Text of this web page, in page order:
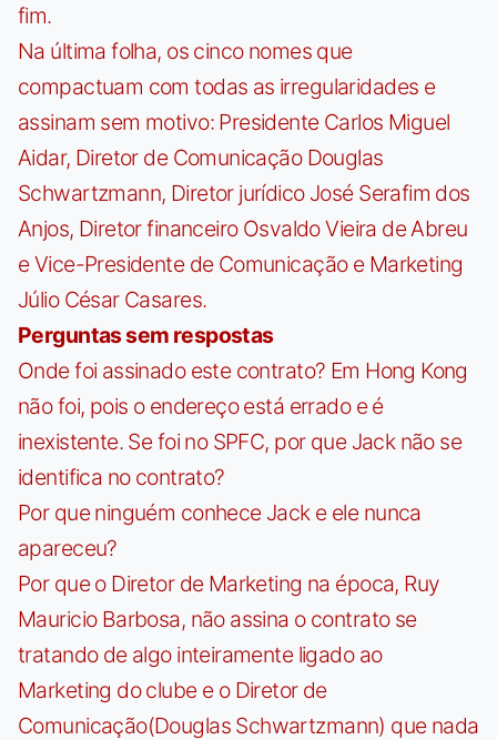
fim.
Na última folha, os cinco nomes que
compactuam com todas as irregularidades e
assinam sem motivo: Presidente Carlos Miguel
Aidar, Diretor de Comunicação Douglas
Schwartzmann, Diretor jurídico José Serafim dos
Anjos, Diretor financeiro Osvaldo Vieira de Abreu
e Vice-Presidente de Comunicação e Marketing
Júlio César Casares.
Perguntas sem respostas
Onde foi assinado este contrato? Em Hong Kong
não foi, pois o endereço está errado e é
inexistente. Se foi no SPFC, por que Jack não se
identifica no contrato?
Por que ninguém conhece Jack e ele nunca
apareceu?
Por que o Diretor de Marketing na época, Ruy
Mauricio Barbosa, não assina o contrato se
tratando de algo inteiramente ligado ao
Marketing do clube e o Diretor de
Comunicação(Douglas Schwartzmann) que nada